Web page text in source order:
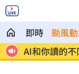
即時 颱風
AI和你讀的